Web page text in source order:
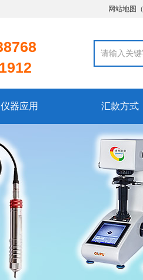
网站地图 （
仪器应用 汇款方式